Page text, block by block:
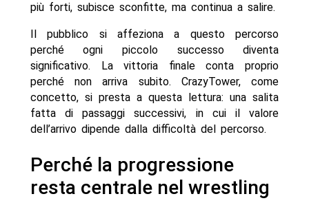
più forti, subisce sconfitte, ma continua a salire.
Il pubblico si affeziona a questo percorso
perché ogni piccolo successo diventa
significativo. La vittoria finale conta proprio
perché non arriva subito. CrazyTower, come
concetto, si presta a questa lettura: una salita
fatta di passaggi successivi, in cui il valore
dell’arrivo dipende dalla difficoltà del percorso.
Perché la progressione
resta centrale nel wrestling